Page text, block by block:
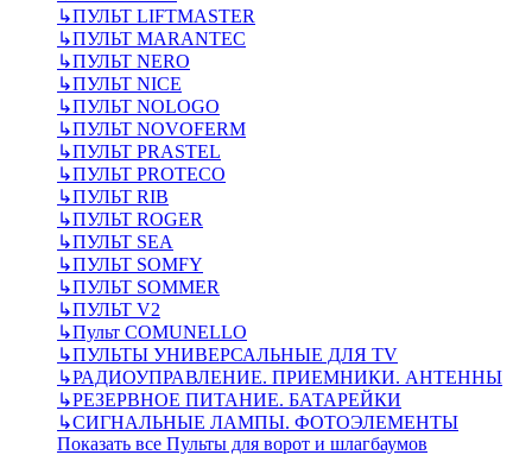
↳ПУЛЬТ LIFTMASTER
↳ПУЛЬТ MARANTEC
↳ПУЛЬТ NERO
↳ПУЛЬТ NICE
↳ПУЛЬТ NOLOGO
↳ПУЛЬТ NOVOFERM
↳ПУЛЬТ PRASTEL
↳ПУЛЬТ PROTECO
↳ПУЛЬТ RIB
↳ПУЛЬТ ROGER
↳ПУЛЬТ SEA
↳ПУЛЬТ SOMFY
↳ПУЛЬТ SOMMER
↳ПУЛЬТ V2
↳Пульт СOMUNELLO
↳ПУЛЬТЫ УНИВЕРСАЛЬНЫЕ ДЛЯ TV
↳РАДИОУПРАВЛЕНИЕ. ПРИЕМНИКИ. АНТЕННЫ
↳РЕЗЕРВНОЕ ПИТАНИЕ. БАТАРЕЙКИ
↳СИГНАЛЬНЫЕ ЛАМПЫ. ФОТОЭЛЕМЕНТЫ
Показать все Пульты для ворот и шлагбаумов